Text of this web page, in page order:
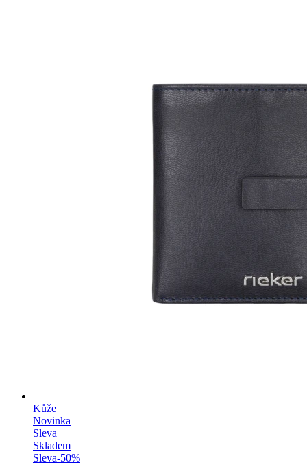
Kůže
Novinka
Sleva
Skladem
Sleva-50%